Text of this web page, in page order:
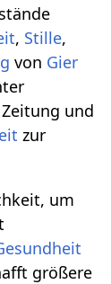
, Stille,
von Gier
und
zur
um
größere